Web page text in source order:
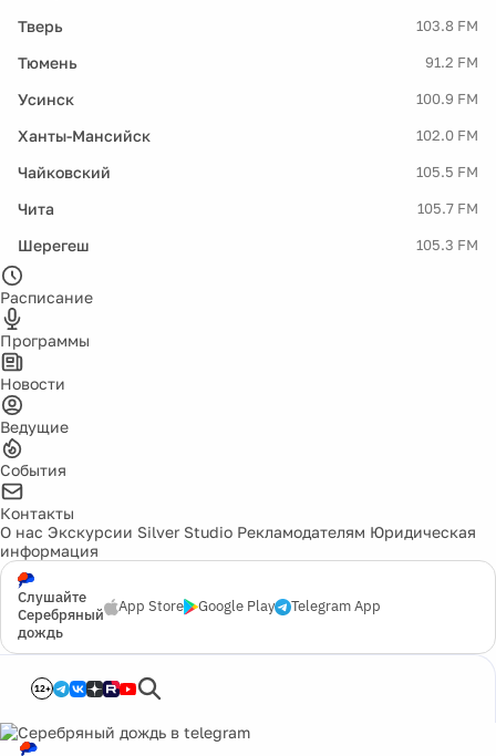
Тверь 103.8 FM
Тюмень 91.2 FM
Усинск 100.9 FM
Ханты-Мансийск 102.0 FM
Чайковский 105.5 FM
Чита 105.7 FM
Шерегеш 105.3 FM
Расписание
Программы
Новости
Ведущие
События
Контакты
О нас Экскурсии Silver Studio Рекламодателям Юридическая
информация
Слушайте
Серебряный
дождь
App Store Google Play Telegram App
12+